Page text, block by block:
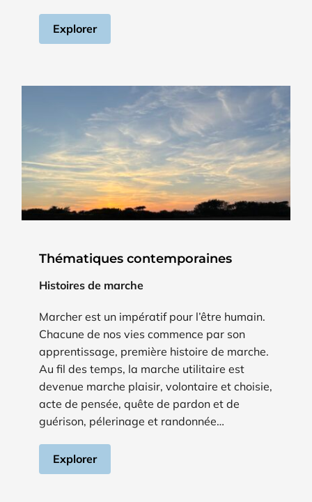
Explorer
Thématiques contemporaines
Histoires de marche
Marcher est un impératif pour l’être humain.
Chacune de nos vies commence par son
apprentissage, première histoire de marche.
Au fil des temps, la marche utilitaire est
devenue marche plaisir, volontaire et choisie,
acte de pensée, quête de pardon et de
guérison, pélerinage et randonnée…
Explorer